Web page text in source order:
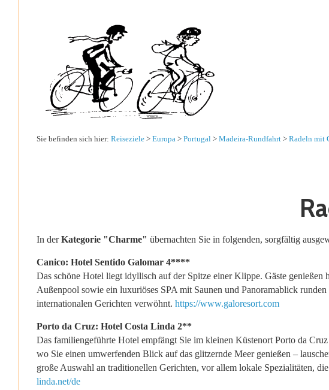
Sie befinden sich hier: Reiseziele > Europa > Portugal > Madeira-Rundfahrt > Radeln mit
In derKategorie "Charme" übernachten Sie in folgenden, sorgfältig
Canico: Hotel Sentido Galomar 4****
Das schöne Hotel liegt idyllisch auf der Spitze einer Klippe. Gäste
Außenpool sowie ein luxuriöses SPA mit Saunen und Panoramablick
internationalen Gerichten verwöhnt. https://www.galoresort.com
Porto da Cruz: Hotel Costa Linda 2**
Das familiengeführte Hotel empfängt Sie im kleinen Küstenort Porto da
wo Sie einen umwerfenden Blick auf das glitzernde Meer genießen –
große Auswahl an traditionellen Gerichten, vor allem lokale Spezialitäten,
linda.net/de